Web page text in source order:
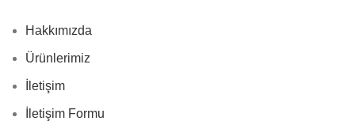
Hakkımızda
Ürünlerimiz
İletişim
İletişim Formu